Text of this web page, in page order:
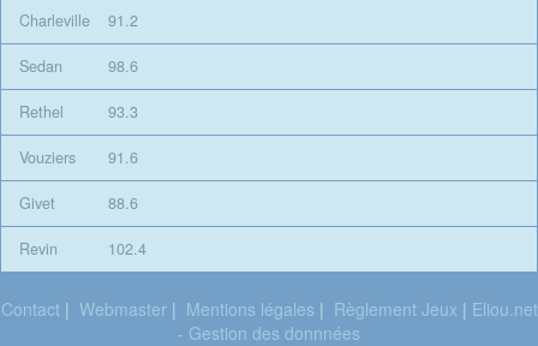
Charleville
91.2
Sedan 98.6
Rethel 93.3
Vouziers 91.6
Givet 88.6
Revin 102.4
Contact| Webmaster| Mentions légales | Règlement Jeux | Eliou.net
- Gestion des donnnées